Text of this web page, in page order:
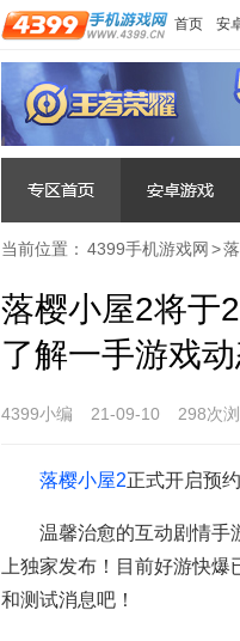
首页 安
当前位置： 4399手机游戏网 >
落樱小屋2将于
了解一手游戏
4399小编 21-09-10 298次
落樱小屋2正式开启预
温馨治愈的互动剧情手
上独家发布！目前好游快
和测试消息吧！